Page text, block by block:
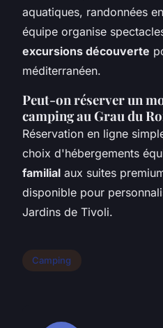
aquatiques, randonnées
équipe organise
excursions découverte
méditerranéen.
Peut-on réserver un
camping au Grau du
Réservation en ligne
choix d'hébergements
familial aux suites
disponible pour
Jardins de Tivoli.
Camping